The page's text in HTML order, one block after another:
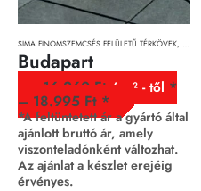
SIMA FINOMSZEMCSÉS FELÜLETŰ TÉRKÖVEK,
Budapart
16.260 Ft / m² - től
– 18.995 Ft
*A feltüntetett ár a gyártó által
ajánlott bruttó ár, amely
viszonteladónként változhat.
Az ajánlat a készlet erejéig
érvényes.